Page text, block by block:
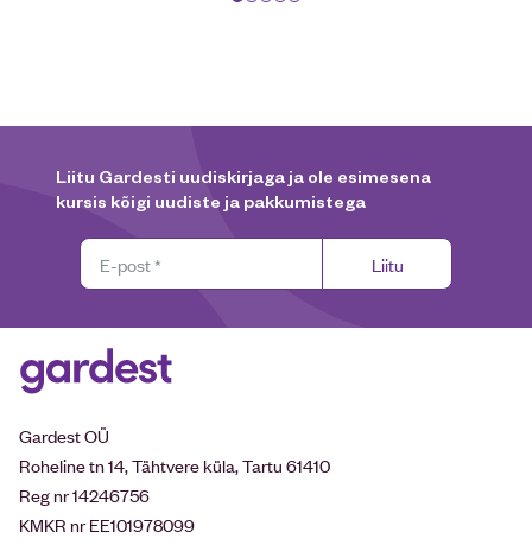
Liitu Gardesti uudiskirjaga ja ole esimesena
kursis kõigi uudiste ja pakkumistega
Liitu
Gardest OÜ
Roheline tn 14, Tähtvere küla, Tartu 61410
Reg nr 14246756
KMKR nr EE101978099